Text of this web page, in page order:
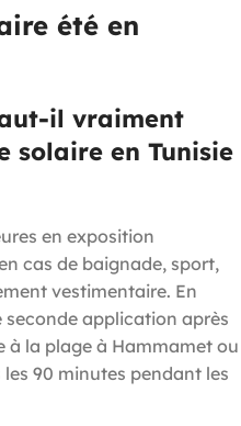
été en
il vraiment
solaire en Tunisie
en exposition
cas de baignade, sport,
vestimentaire. En
seconde application après
à la plage à Hammamet ou
90 minutes pendant les